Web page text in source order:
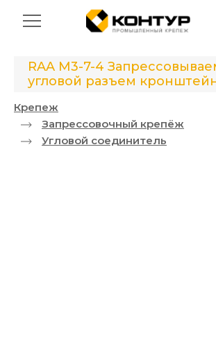
RAA M3-7-4
угловой разъем
Крепеж
Запрессовочный крепёж
Угловой соединитель